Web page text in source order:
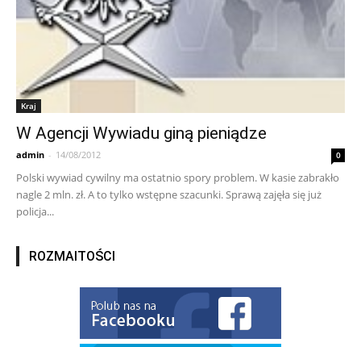
Kraj
W Agencji Wywiadu giną pieniądze
admin - 14/08/2012 0
Polski wywiad cywilny ma ostatnio spory problem. W kasie zabrakło
nagle 2 mln. zł. A to tylko wstępne szacunki. Sprawą zajęła się już
policja...
ROZMAITOŚCI